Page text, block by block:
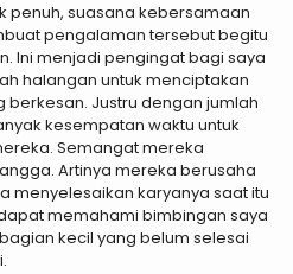
penuh, suasana kebersamaan
pengalaman tersebut begitu
Ini menjadi pengingat bagi saya
halangan untuk menciptakan
Justru dengan jumlah
kesempatan waktu untuk
Semangat mereka
Artinya mereka berusaha
menyelesaikan karyanya saat itu
memahami bimbingan saya
kecil yang belum selesai